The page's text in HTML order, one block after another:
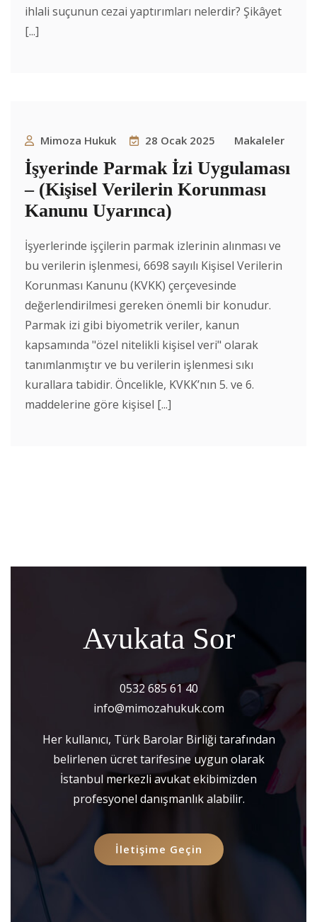
ihlali suçunun cezai yaptırımları nelerdir? Şikâyet
[...]
Mimoza Hukuk 28 Ocak 2025 Makaleler
İşyerinde Parmak İzi Uygulaması
– (Kişisel Verilerin Korunması
Kanunu Uyarınca)
İşyerlerinde işçilerin parmak izlerinin alınması ve
bu verilerin işlenmesi, 6698 sayılı Kişisel Verilerin
Korunması Kanunu (KVKK) çerçevesinde
değerlendirilmesi gereken önemli bir konudur.
Parmak izi gibi biyometrik veriler, kanun
kapsamında "özel nitelikli kişisel veri" olarak
tanımlanmıştır ve bu verilerin işlenmesi sıkı
kurallara tabidir. Öncelikle, KVKK’nın 5. ve 6.
maddelerine göre kişisel [...]
Avukata Sor
0532 685 61 40
info@mimozahukuk.com
Her kullanıcı, Türk Barolar Birliği tarafından
belirlenen ücret tarifesine uygun olarak
İstanbul merkezli avukat ekibimizden
profesyonel danışmanlık alabilir.
İletişime Geçin